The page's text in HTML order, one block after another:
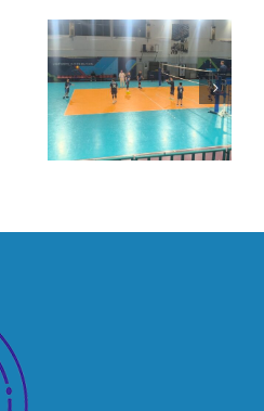
γυναίκες
του Ερμή –
Πρόκριση